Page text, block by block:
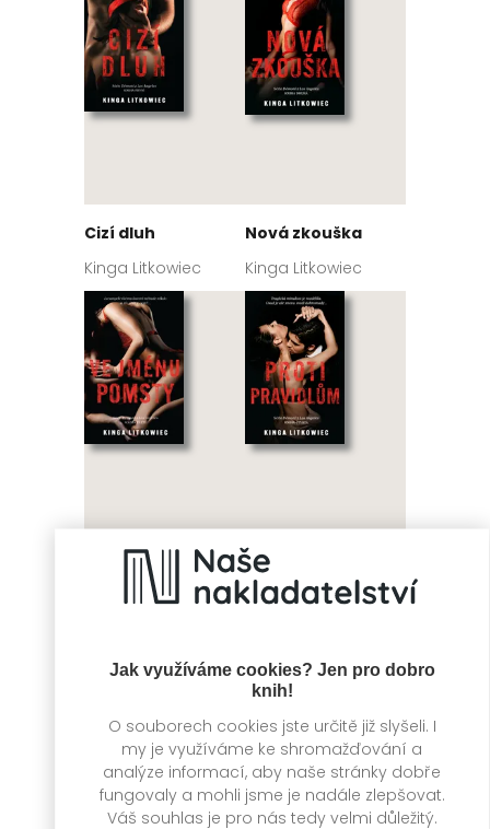
Jak využíváme cookies? Jen pro dobro
knih!
O souborech cookies jste určitě již slyšeli. I
my je využíváme ke shromažďování a
analýze informací, aby naše stránky dobře
fungovaly a mohli jsme je nadále zlepšovat.
Váš souhlas je pro nás tedy velmi důležitý.
Cizí dluh
Kinga Litkowiec
Nová zkouška
Kinga Litkowiec
Ve jménu pomsty
Kinga Litkowiec
Proti pravidlům
Kinga Litkowiec